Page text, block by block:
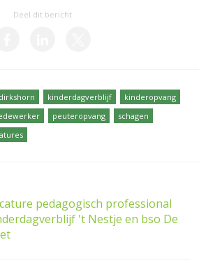
Deel dit bericht
dirkshorn kinderdagverblijf
kinderopvang
peuteropvang
schagen
pedagogisch professional
't Nestje en bso De